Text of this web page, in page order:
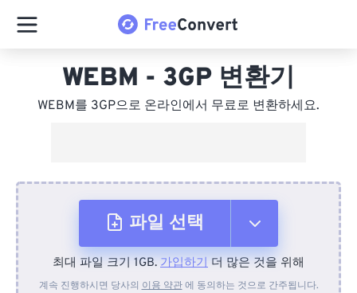
WEBM - 3GP 변환기
WEBM를 3GP으로 온라인에서 무료로 변환하세요.
파일 선택
장치에서
최대 파일 크기 1GB. 가입하기 더 많은 것을 위해
계속 진행하시면 당사의 이용 약관에 동의하는 것으로 간주됩니다.